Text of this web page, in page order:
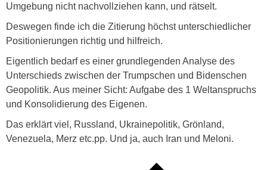
Umgebung nicht nachvollziehen kann, und rätselt.
Deswegen finde ich die Zitierung höchst unterschiedlicher
Positionierungen richtig und hilfreich.
Eigentlich bedarf es einer grundlegenden Analyse des
Unterschieds zwischen der Trumpschen und Bidenschen
Geopolitik. Aus meiner Sicht: Aufgabe des 1 Weltanspruchs
und Konsolidierung des Eigenen.
Das erklärt viel, Russland, Ukrainepolitik, Grönland,
Venezuela, Merz etc.pp. Und ja, auch Iran und Meloni.